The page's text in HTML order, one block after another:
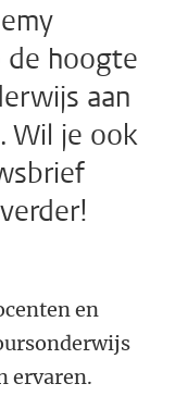
hoogte
aan
Wil je ook
en
ervaren.